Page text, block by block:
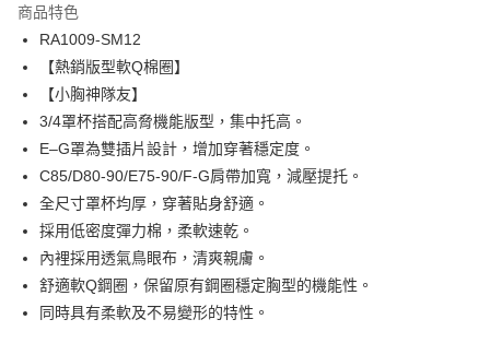
合作金庫商業銀行
華南商業銀行
上海商業儲蓄銀行
國泰世華商業銀行
臺灣中小企業銀行
台中商業銀行
匯豐（台灣）商業銀行
華泰商業銀行
聯邦商業銀行
遠東國際商業銀行
元大商業銀行
永豐商業銀行
玉山商業銀行
台新國際商業銀行
台灣樂天信用卡公司
LINE Pay
Apple Pay
悠遊付
AFTEE先享後付
相關說明
【關於「AFTEE先享後付」】
AFTEE先享後付是「在收到商品之後才付款」的支付方式。 讓您購物簡單
便利好安心！
商品特色
RA1009-SM12
【熱銷版型軟Q棉圈】
【小胸神隊友】
3/4罩杯搭配高脅機能版型，集中托高。
E–G罩為雙插片設計，增加穿著穩定度。
C85/D80-90/E75-90/F-G肩帶加寬，減壓提托。
全尺寸罩杯均厚，穿著貼身舒適。
採用低密度彈力棉，柔軟速乾。
內裡採用透氣鳥眼布，清爽親膚。
舒適軟Q鋼圈，保留原有鋼圈穩定胸型的機能性。
同時具有柔軟及不易變形的特性。